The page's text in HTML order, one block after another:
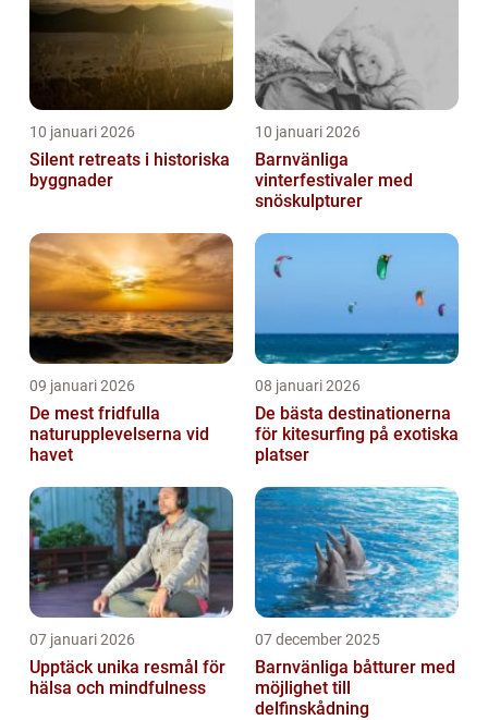
10 januari 2026
Silent retreats i historiska
byggnader
10 januari 2026
Barnvänliga
vinterfestivaler med
snöskulpturer
09 januari 2026
De mest fridfulla
naturupplevelserna vid
havet
08 januari 2026
De bästa destinationerna
för kitesurfing på exotiska
platser
07 januari 2026
Upptäck unika resmål för
hälsa och mindfulness
07 december 2025
Barnvänliga båtturer med
möjlighet till
delfinskådning